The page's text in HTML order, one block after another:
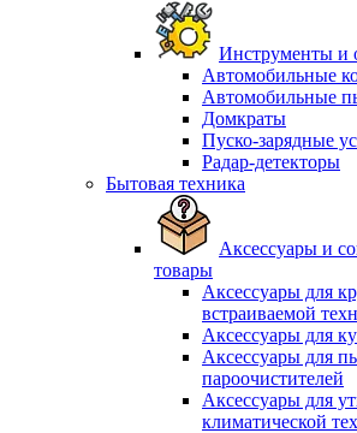
Инструменты и
Автомобильные
Автомобильные
Домкраты
Пуско-зарядные
Радар-детекторы
Бытовая техника
Аксессуары и
товары
Аксессуары для
встраиваемой
Аксессуары для
Аксессуары для
пароочистителей
Аксессуары для
климатической